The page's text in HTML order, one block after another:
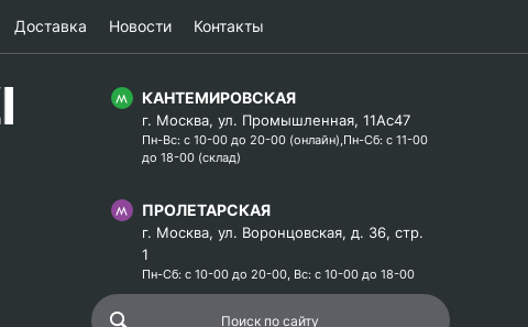
Доставка Новости Контакты
КАНТЕМИРОВСКАЯ
г. Москва, ул. Промышленная, 11Ас47
Пн-Вс: с 10-00 до 20-00 (онлайн),Пн-Сб: с 11-00
до 18-00 (склад)
ПРОЛЕТАРСКАЯ
г. Москва, ул. Воронцовская, д. 36, стр.
1
Пн-Сб: с 10-00 до 20-00, Вс: с 10-00 до 18-00